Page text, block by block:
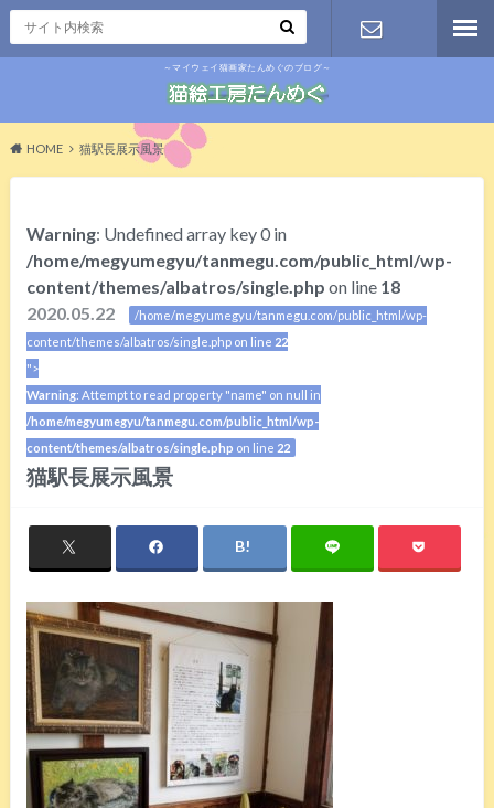
～マイウェイ猫画家たんめぐのブログ～
HOME 猫駅長展示風景
Warning: Undefined array key 0 in
/home/megyumegyu/tanmegu.com/public_html/wp-
content/themes/albatros/single.php on line 18
2020.05.22
/home/megyumegyu/tanmegu.com/public_html/wp-
content/themes/albatros/single.php on line 22
">
Warning: Attempt to read property "name" on null in
/home/megyumegyu/tanmegu.com/public_html/wp-
content/themes/albatros/single.php on line 22
猫駅長展示風景